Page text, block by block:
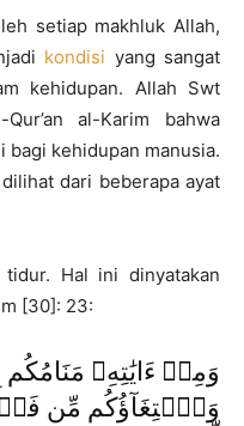
setiap makhluk Allah,
kondisi yang sangat
kehidupan. Allah Swt
al-Karim bahwa
bagi kehidupan manusia.
dari beberapa ayat
Hal ini dinyatakan
[30]: 23:
وَمِنۡ ءَايَٰتِهِۦ مَنَامُكُم
وَٱبۡتِغَآؤُكُم مِّن